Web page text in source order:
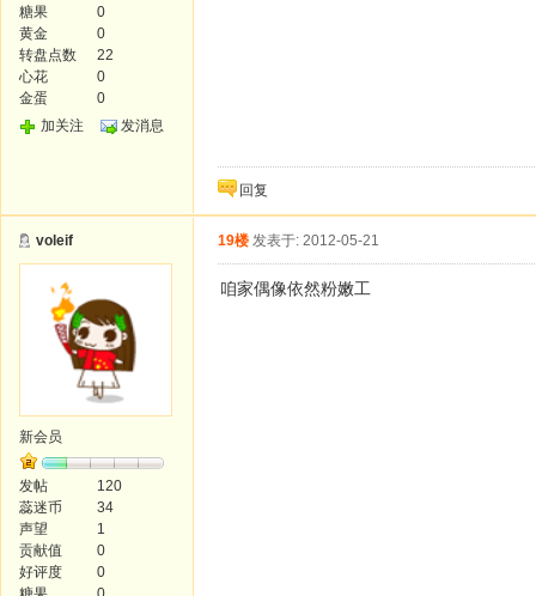
糖果
0
黄金
0
转盘点数
22
心花
0
金蛋
0
加关注
发消息
回复
voleif
新会员
发帖
120
蕊迷币
34
声望
1
贡献值
0
好评度
0
19楼 发表于: 2012-05-21
咱家偶像依然粉嫩工